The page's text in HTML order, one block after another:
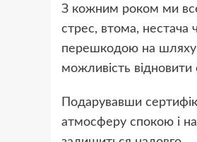
З кожним роком ми
стрес, втома,
перешкодою на
можливість відновити
Подарувавши
атмосферу спокою і